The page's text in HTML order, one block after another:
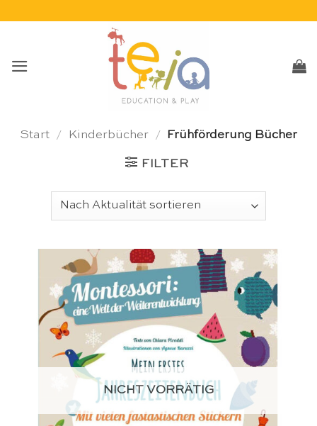
Start / Kinderbücher / Frühförderung Bücher
FILTER
NICHT VORRÄTIG